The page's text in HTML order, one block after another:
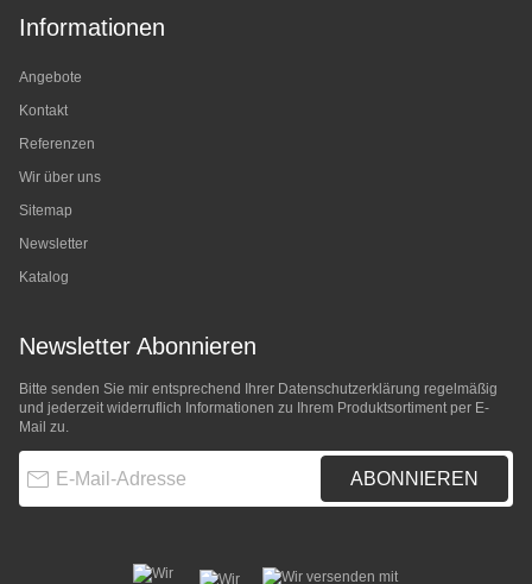
Informationen
Angebote
Kontakt
Referenzen
Wir über uns
Sitemap
Newsletter
Katalog
Newsletter Abonnieren
Bitte senden Sie mir entsprechend Ihrer Datenschutzerklärung regelmäßig
und jederzeit widerruflich Informationen zu Ihrem Produktsortiment per E-
Mail zu.
ABONNIEREN